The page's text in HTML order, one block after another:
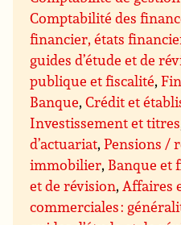
Comptabilité des
financier, états
guides d’étude et de
publique et fiscalité,
Banque,Crédit et
Investissement et titres
d’actuariat,Pensions /
immobilier, Banque et
et de révision,Affaires
commerciales :